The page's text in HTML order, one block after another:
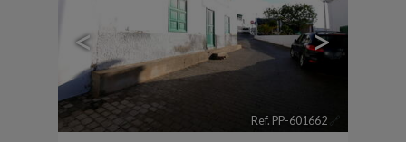
< >
Ref. PP-601662 🔗